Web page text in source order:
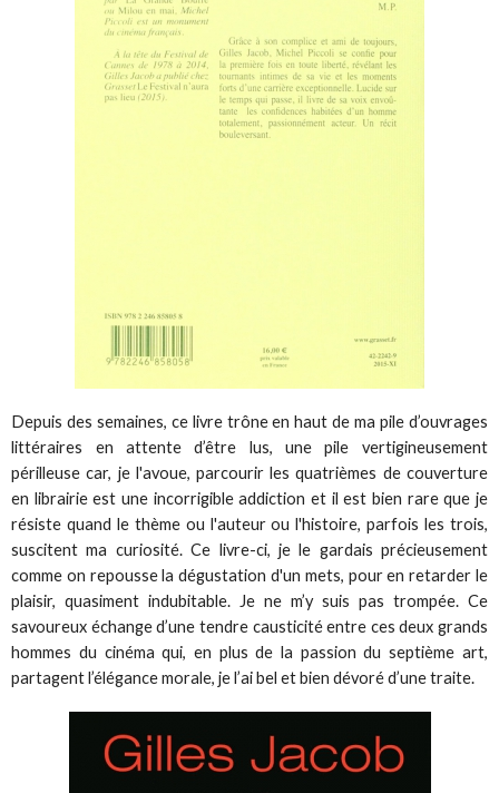
Depuis des semaines, ce livre trône en haut de ma pile d’ouvrages
littéraires en attente d’être lus, une pile vertigineusement
périlleuse car, je l'avoue, parcourir les quatrièmes de couverture
en librairie est une incorrigible addiction et il est bien rare que je
résiste quand le thème ou l'auteur ou l'histoire, parfois les trois,
suscitent ma curiosité. Ce livre-ci, je le gardais précieusement
comme on repousse la dégustation d'un mets, pour en retarder le
plaisir, quasiment indubitable. Je ne m’y suis pas trompée. Ce
savoureux échange d’une tendre causticité entre ces deux grands
hommes du cinéma qui, en plus de la passion du septième art,
partagent l’élégance morale, je l’ai bel et bien dévoré d’une traite.